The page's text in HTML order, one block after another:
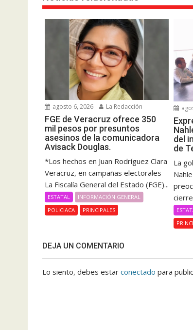
agosto 6, 2026 La Redacción
FGE de Veracruz ofrece 350
mil pesos por presuntos
asesinos de la comunicadora
Avisack Douglas.
*Los hechos en Juan Rodríguez Clara
Veracruz, en campañas electorales
La Fiscalía General del Estado (FGE)...
ESTATAL
INFORMACIÓN GENERAL
POLICIACA
PRINCIPALES
del
de
La
DEJA UN COMENTARIO
Lo siento, debes estar conectado para